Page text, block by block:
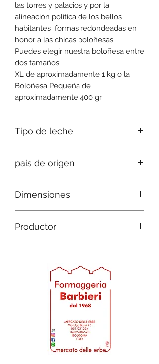
las torres y palacios y por la
alineación política de los bellos
habitantes formas redondeadas en
honor a las chicas boloñesas.
Puedes elegir nuestra boloñesa entre
dos tamaños:
XL de aproximadamente 1 kg o la
Boloñesa Pequeña de
aproximadamente 400 gr
Tipo de leche
país de origen
Dimensiones
D 12 h 7
Productor